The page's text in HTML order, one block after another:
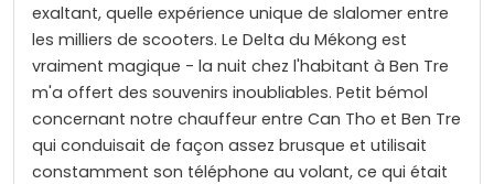
exaltant, quelle expérience unique de slalomer entre
les milliers de scooters. Le Delta du Mékong est
vraiment magique - la nuit chez l'habitant à Ben Tre
m'a offert des souvenirs inoubliables. Petit bémol
concernant notre chauffeur entre Can Tho et Ben Tre
qui conduisait de façon assez brusque et utilisait
constamment son téléphone au volant, ce qui était